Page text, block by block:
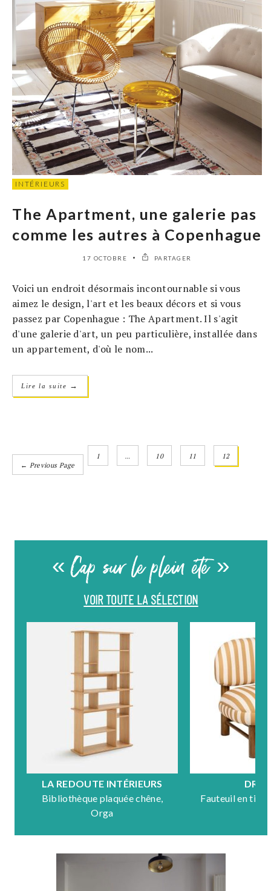
INTÉRIEURS
The Apartment, une galerie pas
comme les autres à Copenhague
17 OCTOBRE PARTAGER
Voici un endroit désormais incontournable si vous
aimez le design, l'art et les beaux décors et si vous
passez par Copenhague : The Apartment. Il s'agit
d'une galerie d'art, un peu particulière, installée dans
un appartement, d'où le nom...
Lire la suite →
← Previous Page
1 10 11 12
« Cap sur le plein été »
VOIR TOUTE LA SÉLECTION
LA REDOUTE INTÉRIEURS
Bibliothèque plaquée chêne,
Orga
Fauteuil en